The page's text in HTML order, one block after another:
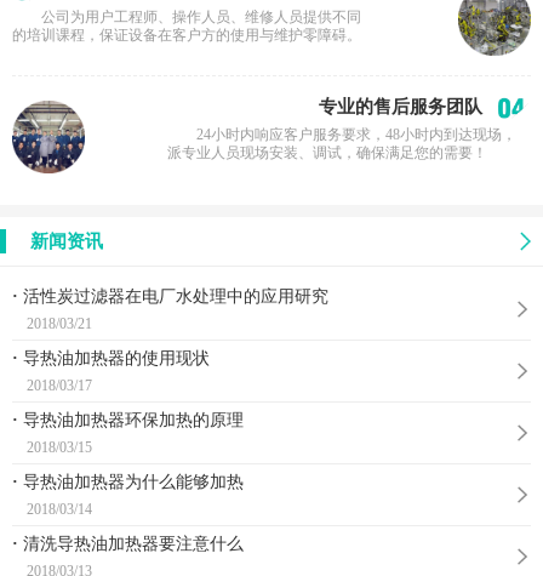
公司为用户工程师、操作人员、维修人员提供不同
的培训课程，保证设备在客户方的使用与维护零障碍。
专业的售后服务团队
24小时内响应客户服务要求，48小时内到达现场，
派专业人员现场安装、调试，确保满足您的需要！
新闻资讯
· 活性炭过滤器在电厂水处理中的应用研究
2018/03/21
· 导热油加热器的使用现状
2018/03/17
· 导热油加热器环保加热的原理
2018/03/15
· 导热油加热器为什么能够加热
2018/03/14
· 清洗导热油加热器要注意什么
2018/03/13